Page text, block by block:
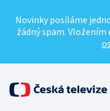
Novinky posíláme
žádný spam.